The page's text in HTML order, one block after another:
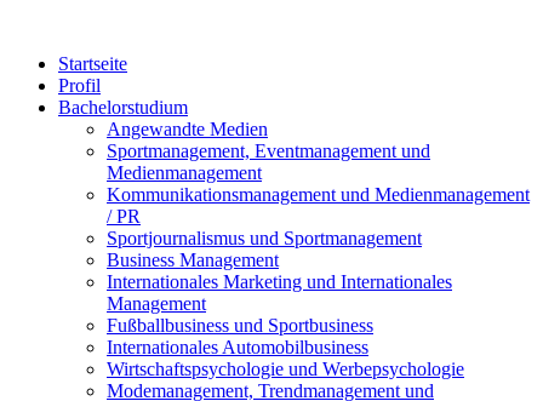
Startseite
Profil
Bachelorstudium
Angewandte Medien
Sportmanagement, Eventmanagement und
Medienmanagement
Kommunikationsmanagement und Medienmanagement
/ PR
Sportjournalismus und Sportmanagement
Business Management
Internationales Marketing und Internationales
Management
Fußballbusiness und Sportbusiness
Internationales Automobilbusiness
Wirtschaftspsychologie und Werbepsychologie
Modemanagement, Trendmanagement und